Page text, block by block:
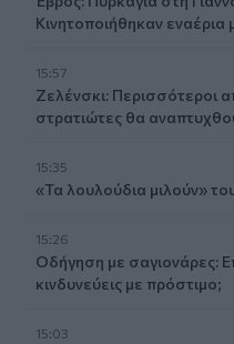
Κινητοποιήθηκαν εναέρια
15:57
Ζελένσκι: Περισσότεροι
στρατιώτες θα
15:35
«Τα λουλούδια μιλούν»
15:26
Οδήγηση με σαγιονάρες:
κινδυνεύεις με πρόστιμο;
15:03